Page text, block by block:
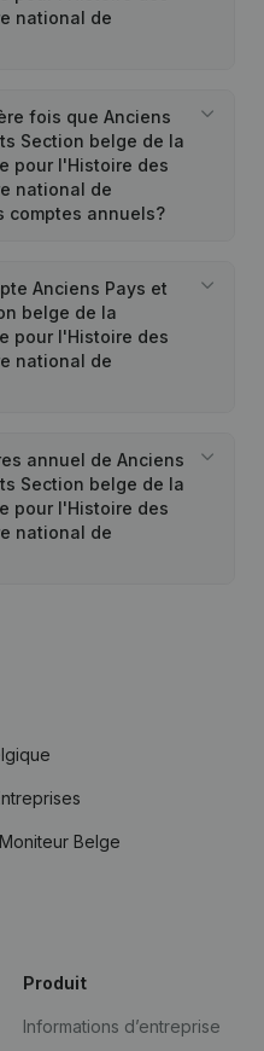
national de
fois que Anciens
Section belge de la
pour l'Histoire des
national de
comptes annuels?
Anciens Pays et
belge de la
pour l'Histoire des
national de
annuel de Anciens
Section belge de la
pour l'Histoire des
national de
Belge
Produit
Informations d’entreprise